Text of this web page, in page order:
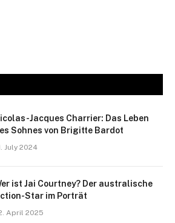
Jacques Charrier: Das Leben
Sohnes von Brigitte Bardot
July 2024
ist Jai Courtney? Der australische
Star im Porträt
April 2025